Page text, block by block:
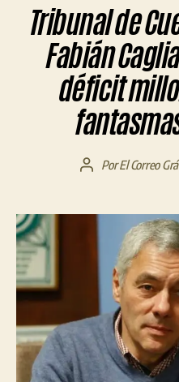
Tribunal de
Fabián
déficit
Autor
entrada
PorEl Correo